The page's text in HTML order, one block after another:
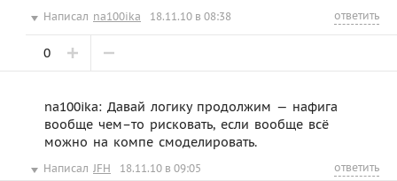
Написал na100ika 18.11.10 в 08:38 ответить
0
na100ika: Давай логику продолжим — нафига
вообще чем–то рисковать, если вообще всё
можно на компе смоделировать.
Написал JFH 18.11.10 в 09:05 ответить